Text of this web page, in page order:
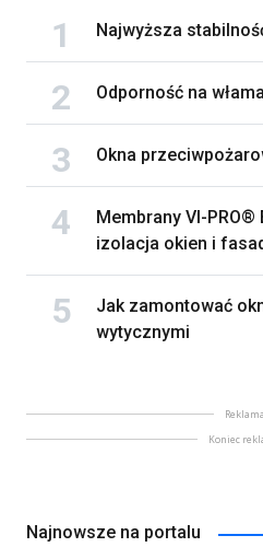
Najwyższa
Odporność na
Okna
Membrany VI-
izolacja okien i
Jak zamontować
wytycznymi
Reklama
Koniec
Najnowsze na portalu